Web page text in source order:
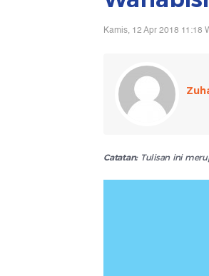
Kamis, 12 Apr 2018 11:18
Catatan:Tulisan ini